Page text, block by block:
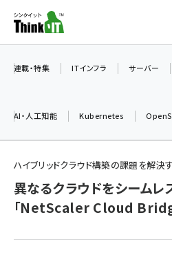
ン
ツ
加藤銘のチーム貢献～仲
iot女子会 (2263)
連載・特集 ITインフラ サーバー
AI・人工知能 Kubernetes
ハイブリッドクラウド構築の課題を解決
異なるクラウドをシームレ
「NetScaler Cloud